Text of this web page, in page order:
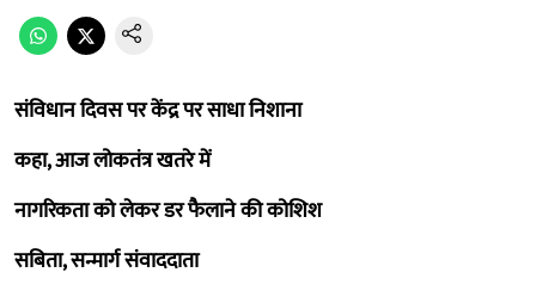
संविधान दिवस पर केंद्र पर साधा निशाना
कहा, आज लोकतंत्र खतरे में
नागरिकता को लेकर डर फैलाने की कोशिश
सबिता, सन्मार्ग संवाददाता